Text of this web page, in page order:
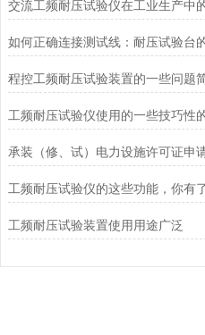
工频耐压试验装置使用用途广泛